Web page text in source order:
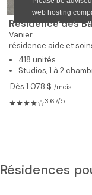
Résidence des
Vanier
résidence aide et
418 unités
Studios, 1 à 2
Dès 1 078 $ /mois
3.67/5
Résidences